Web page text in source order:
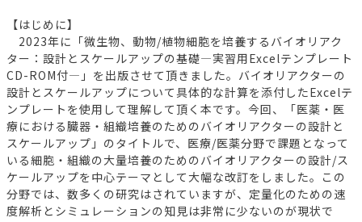
【はじめに】
2023年に「微生物、動物/植物細胞を培養するバイオリアク
ター：設計とスケールアップの基礎―実習用Excelテンプレート
CD-ROM付―」を出版させて頂きました。バイオリアクターの
設計とスケールアップについて具体的な計算を添付したExcelテ
ンプレートを使用して理解して頂く本です。今回、「医薬・医
療における臓器・組織培養のためのバイオリアクターの設計と
スケールアップ」のタイトルで、医療/医薬分野で課題となって
いる細胞・組織の大量培養のためのバイオリアクターの設計/ス
ケールアップを中心テーマとして大幅な改訂をしました。この
分野では、数多くの研究はされていますが、定量化のための速
度解析とシミュレーションの知見は非常に少ないのが現状で